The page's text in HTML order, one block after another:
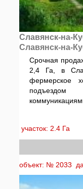
Славянск-на-
Славянск-на-
Срочная
2,4 Га, в
фермерское
участок: 2.4 Га
объект: № 2033